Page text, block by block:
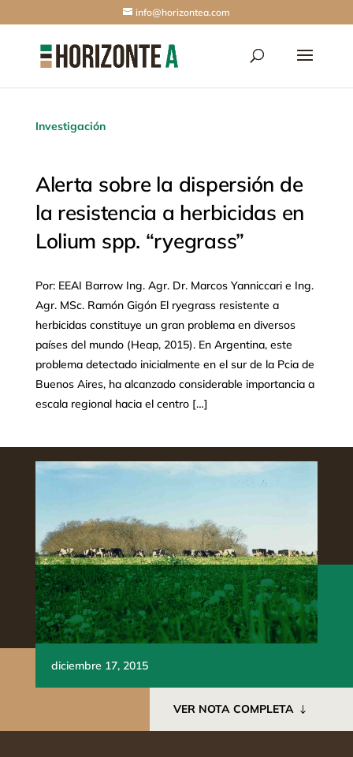
info@horizontea.com
Investigación
Alerta sobre la dispersión de
la resistencia a herbicidas en
Lolium spp. “ryegrass”
Por: EEAI Barrow Ing. Agr. Dr. Marcos Yanniccari e Ing.
Agr. MSc. Ramón Gigón El ryegrass resistente a
herbicidas constituye un gran problema en diversos
países del mundo (Heap, 2015). En Argentina, este
problema detectado inicialmente en el sur de la Pcia de
Buenos Aires, ha alcanzado considerable importancia a
escala regional hacia el centro […]
diciembre 17, 2015
VER NOTA COMPLETA